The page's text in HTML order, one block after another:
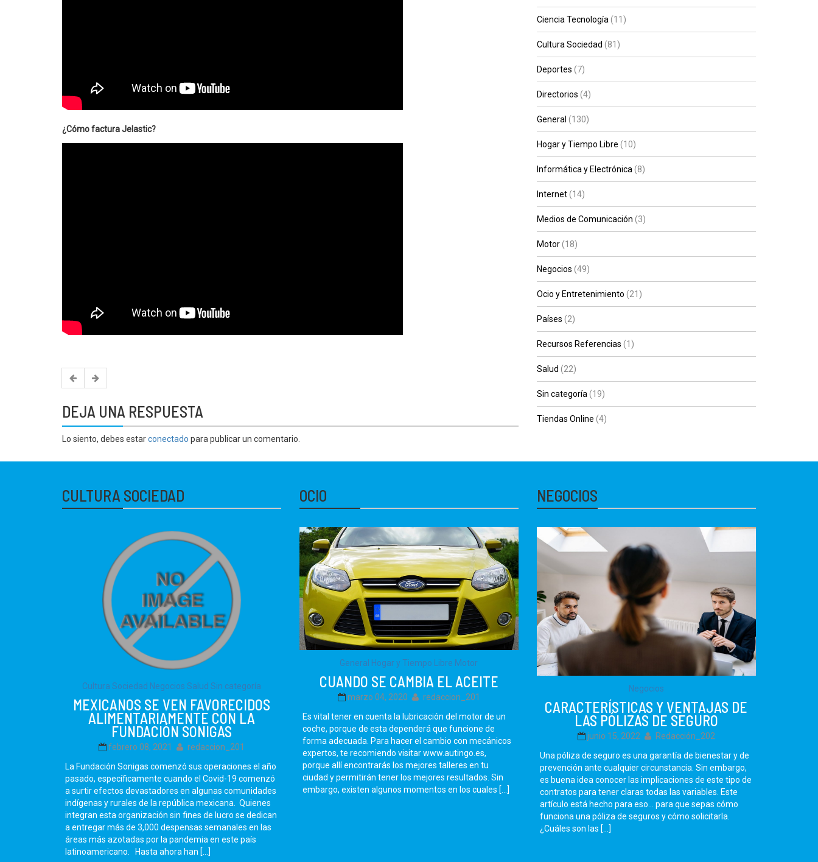
¿Cómo factura Jelastic?
DEJA UNA RESPUESTA
Lo siento, debes estarconectado para publicar un comentario.
Ciencia Tecnología (11)
Cultura Sociedad (81)
Deportes (7)
Directorios (4)
General (130)
Hogar y Tiempo Libre (10)
Informática y Electrónica (8)
Internet(14)
Medios de Comunicación (3)
Motor(18)
Negocios (49)
Ocio y Entretenimiento (21)
Países (2)
Recursos Referencias (1)
Salud (22)
Sin categoría (19)
Tiendas Online (4)
CULTURA SOCIEDAD
Cultura Sociedad Negocios Salud Sin categoría
MEXICANOS SE VEN FAVORECIDOS
ALIMENTARIAMENTE CON LA
FUNDACIÓN SONIGAS
febrero 08, 2021
redaccion_201
La Fundación Sonigas comenzó sus operaciones el año
pasado, específicamente cuando el Covid-19 comenzó
a surtir efectos devastadores en algunas comunidades
indígenas y rurales de la república mexicana. Quienes
integran esta organización sin fines de lucro se dedican
a entregar más de 3,000 despensas semanales en las
áreas más azotadas por la pandemia en este país
latinoamericano. Hasta ahora han […]
OCIO
General Hogar y Tiempo Libre Motor
CUANDO SE CAMBIA EL ACEITE
marzo 04, 2020
redaccion_201
Es vital tener en cuenta la lubricación del motor de un
coche, porque de esta dependerá que funcione de
forma adecuada. Para hacer el cambio con mecánicos
expertos, te recomiendo visitar www.autingo.es,
porque allí encontrarás los mejores talleres en tu
ciudad y permitirán tener los mejores resultados. Sin
embargo, existen algunos momentos en los cuales […]
NEGOCIOS
Negocios
CARACTERÍSTICAS Y VENTAJAS DE
LAS PÓLIZAS DE SEGURO
junio 15, 2022
Redacción_202
Una póliza de seguro es una garantía de bienestar y de
prevención ante cualquier circunstancia. Sin embargo,
es buena idea conocer las implicaciones de este tipo de
contratos para tener claras todas las variables. Este
artículo está hecho para eso… para que sepas cómo
funciona una póliza de seguros y cómo solicitarla.
¿Cuáles son las […]